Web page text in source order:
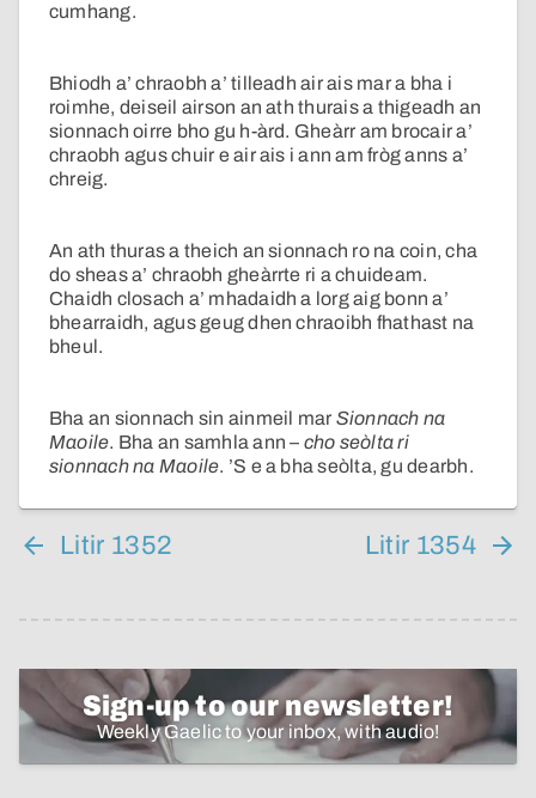
cumhang.
Bhiodh a’ chraobh a’ tilleadh air ais mar a bha i
roimhe, deiseil airson an ath thurais a thigeadh an
sionnach oirre bho gu h-àrd. Gheàrr am brocair a’
chraobh agus chuir e air ais i ann am fròg anns a’
chreig.
An ath thuras a theich an sionnach ro na coin, cha
do sheas a’ chraobh gheàrrte ri a chuideam.
Chaidh closach a’ mhadaidh a lorg aig bonn a’
bhearraidh, agus geug dhen chraoibh fhathast na
bheul.
Bha an sionnach sin ainmeil mar Sionnach na
Maoile. Bha an samhla ann – cho seòlta ri
sionnach na Maoile. ’S e a bha seòlta, gu dearbh.
Litir 1352 Litir 1354
Sign-up to our newsletter!
Weekly Gaelic to your inbox, with audio!